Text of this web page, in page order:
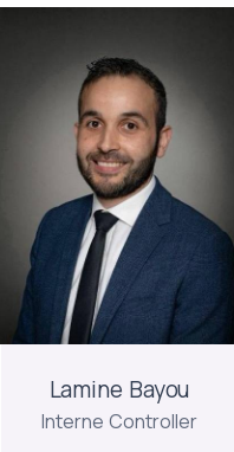
Lamine Bayou
Interne Controller
Lamine Bayou
Interne Controller
Lamine is 10 jaar manager
geweest bij een
accountantskantoor en is
sinds 2018 werkzaam bij
Keren Finance op de
afdeling interne controle.
ESG Analyst Certificate.